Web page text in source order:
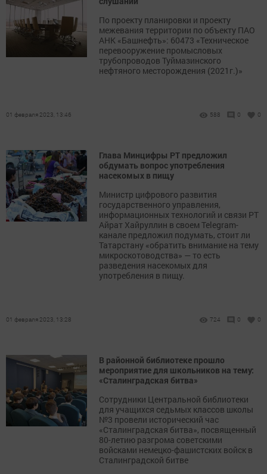
По проекту планировки и проекту
межевания территории по объекту ПАО
АНК «Башнефть»: 60473 «Техническое
перевооружение промысловых
трубопроводов Туймазинского
нефтяного месторождения (2021г.)»
01 февраля 2023, 13:46 588 0 0
Глава Минцифры РТ предложил
обдумать вопрос употребления
насекомых в пищу
Министр цифрового развития
государственного управления,
информационных технологий и связи РТ
Айрат Хайруллин в своем Telegram-
канале предложил подумать, стоит ли
Татарстану «обратить внимание на тему
микроскотоводства» — то есть
разведения насекомых для
употребления в пищу.
01 февраля 2023, 13:28 724 0 0
В районной библиотеке прошло
мероприятие для школьников на тему:
«Сталинградская битва»
Сотрудники Центральной библиотеки
для учащихся седьмых классов школы
№3 провели исторический час
«Сталинградская битва», посвященный
80-летию разгрома советскими
войсками немецко-фашистских войск в
Сталинградской битве